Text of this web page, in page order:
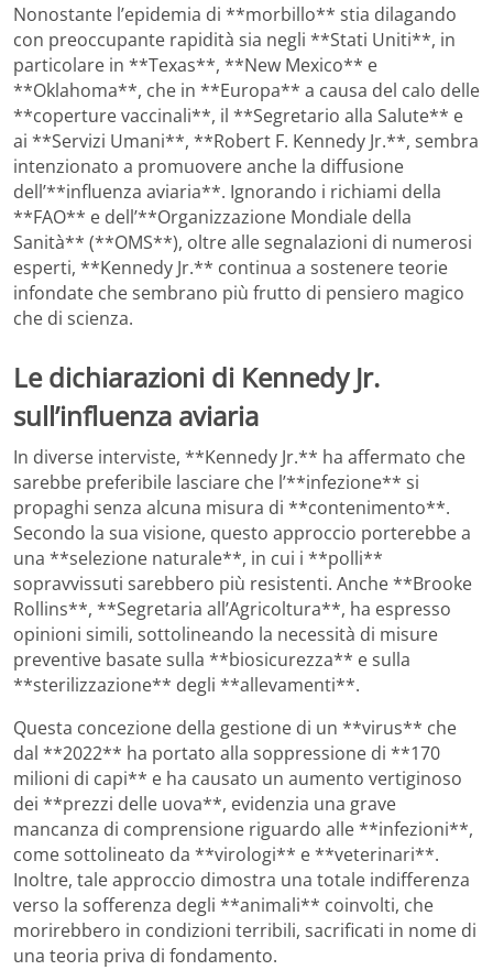
Nonostante l’epidemia di **morbillo** stia dilagando
con preoccupante rapidità sia negli **Stati Uniti**, in
particolare in **Texas**, **New Mexico** e
**Oklahoma**, che in **Europa** a causa del calo delle
**coperture vaccinali**, il **Segretario alla Salute** e
ai **Servizi Umani**, **Robert F. Kennedy Jr.**, sembra
intenzionato a promuovere anche la diffusione
dell’**influenza aviaria**. Ignorando i richiami della
**FAO** e dell’**Organizzazione Mondiale della
Sanità** (**OMS**), oltre alle segnalazioni di numerosi
esperti, **Kennedy Jr.** continua a sostenere teorie
infondate che sembrano più frutto di pensiero magico
che di scienza.
Le dichiarazioni di Kennedy Jr.
sull’influenza aviaria
In diverse interviste, **Kennedy Jr.** ha affermato che
sarebbe preferibile lasciare che l’**infezione** si
propaghi senza alcuna misura di **contenimento**.
Secondo la sua visione, questo approccio porterebbe a
una **selezione naturale**, in cui i **polli**
sopravvissuti sarebbero più resistenti. Anche **Brooke
Rollins**, **Segretaria all’Agricoltura**, ha espresso
opinioni simili, sottolineando la necessità di misure
preventive basate sulla **biosicurezza** e sulla
**sterilizzazione** degli **allevamenti**.
Questa concezione della gestione di un **virus** che
dal **2022** ha portato alla soppressione di **170
milioni di capi** e ha causato un aumento vertiginoso
dei **prezzi delle uova**, evidenzia una grave
mancanza di comprensione riguardo alle **infezioni**,
come sottolineato da **virologi** e **veterinari**.
Inoltre, tale approccio dimostra una totale indifferenza
verso la sofferenza degli **animali** coinvolti, che
morirebbero in condizioni terribili, sacrificati in nome di
una teoria priva di fondamento.